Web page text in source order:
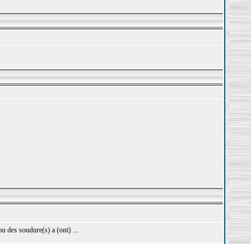
des soudure(s) a (ont) ...